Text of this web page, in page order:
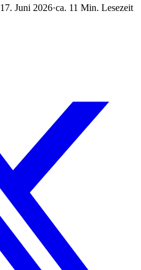
17. Juni 2026·ca. 11 Min. Lesezeit